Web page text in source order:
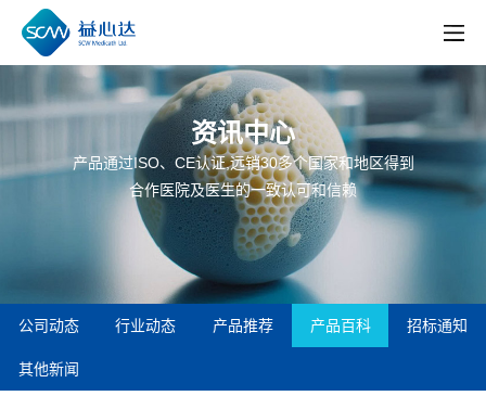
资讯中心
产品通过ISO、CE认证,远销30多个国家和地区得到
合作医院及医生的一致认可和信赖
公司动态 行业动态 产品推荐 产品百科 招标通知
其他新闻